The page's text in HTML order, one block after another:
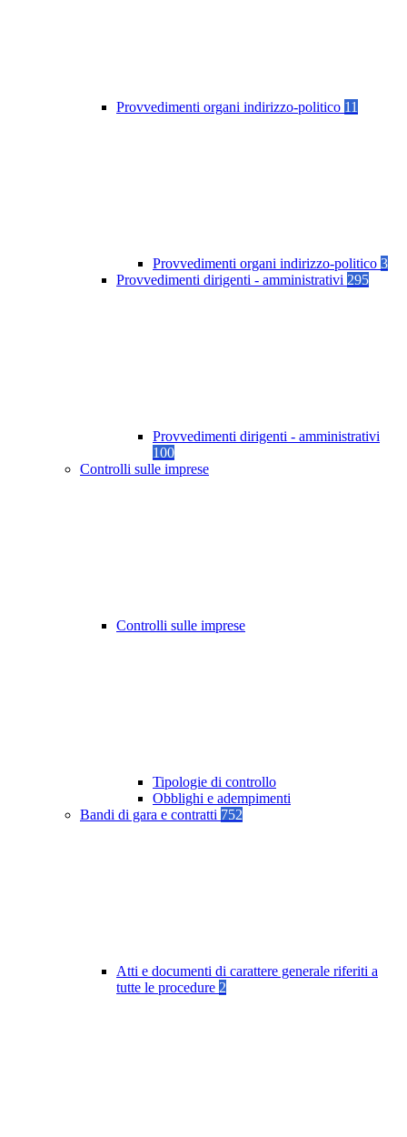
Provvedimenti organi indirizzo-politico 11
Provvedimenti organi indirizzo-politico 3
Provvedimenti dirigenti - amministrativi 295
Provvedimenti dirigenti - amministrativi
100
Controlli sulle imprese
Controlli sulle imprese
Tipologie di controllo
Obblighi e adempimenti
Bandi di gara e contratti 752
Atti e documenti di carattere generale riferiti a
tutte le procedure 2